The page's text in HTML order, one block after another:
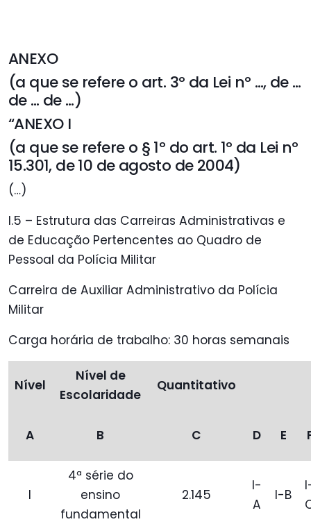
ANEXO
(a que se refere o art. 3º da Lei nº …, de …
de … de …)
“ANEXO I
(a que se refere o § 1º do art. 1º da Lei nº
15.301, de 10 de agosto de 2004)
(…)
I.5 – Estrutura das Carreiras Administrativas e
de Educação Pertencentes ao Quadro de
Pessoal da Polícia Militar
Carreira de Auxiliar Administrativo da Polícia
Militar
Carga horária de trabalho: 30 horas semanais
Nível
Nível de
Escolaridade
Quantitativo
A B C D E
I
4ª série do
ensino
fundamental
2.145
I-
A
I-B